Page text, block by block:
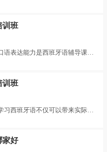
训班
深圳龙岗区哪里有西班牙语培训班 口语表达能力是西班牙语辅导课程的
训班
家好